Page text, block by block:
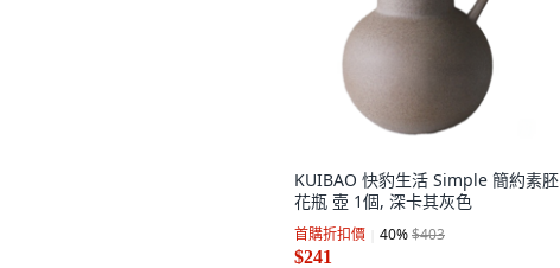
KUIBAO 快豹生活 Simple 簡約素胚
花瓶 壺 1個, 深卡其灰色
首購折扣價 40%$403
$241